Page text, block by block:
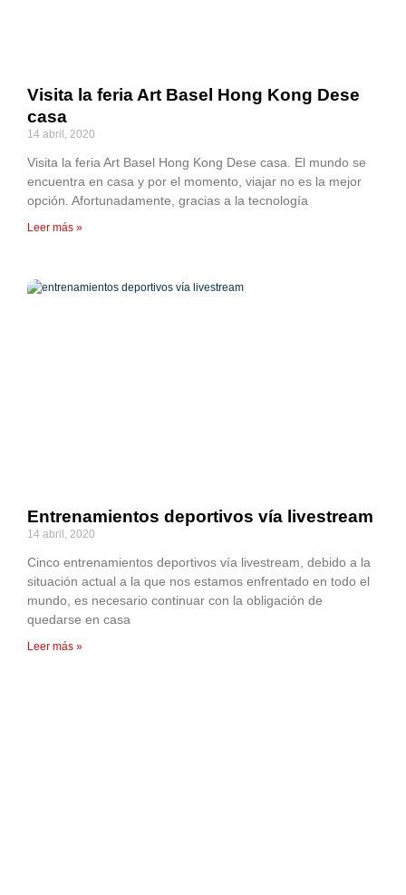
Visita la feria Art Basel Hong Kong Dese
casa
14 abril, 2020
Visita la feria Art Basel Hong Kong Dese casa. El mundo se
encuentra en casa y por el momento, viajar no es la mejor
opción. Afortunadamente, gracias a la tecnología
Leer más »
Entrenamientos deportivos vía livestream
14 abril, 2020
Cinco entrenamientos deportivos vía livestream, debido a la
situación actual a la que nos estamos enfrentado en todo el
mundo, es necesario continuar con la obligación de
quedarse en casa
Leer más »